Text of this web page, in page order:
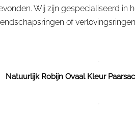
Wij zijn gespecialiseerd in
of
Natuurlijk Robijn Ovaal Kleur